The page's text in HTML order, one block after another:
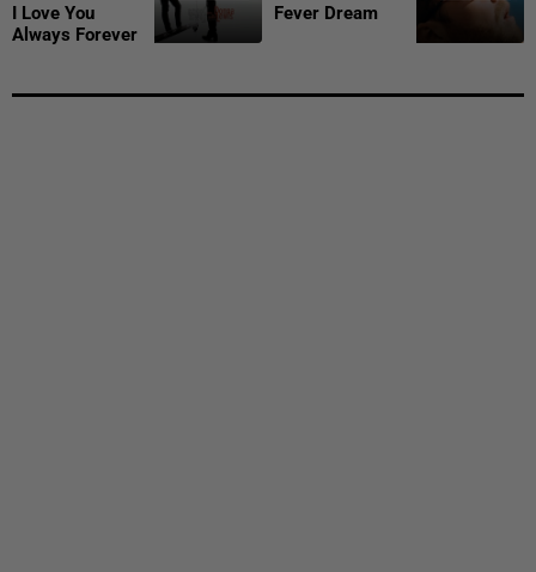
I Love You
Always Forever
Fever Dream